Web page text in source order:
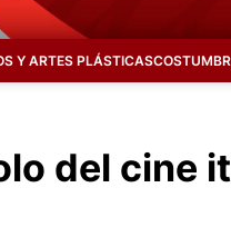
Y ARTES PLÁSTICAS
del cine